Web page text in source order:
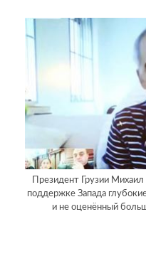
Президент Грузии
поддержке Запада
и не оценённый